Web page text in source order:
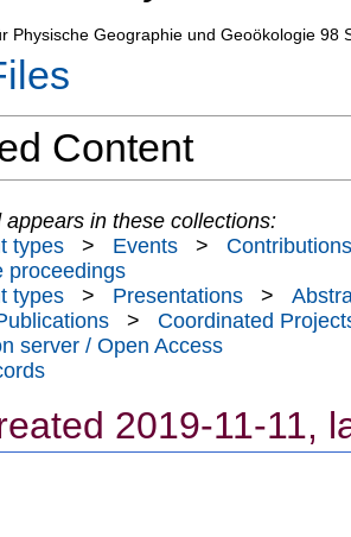
Physische Geographie und Geoökologie 98
Content
appears in these collections:
types
> Events >
proceedings
types
> Presentations >
>
Coordinated
server / Open Access
2019-11-11,